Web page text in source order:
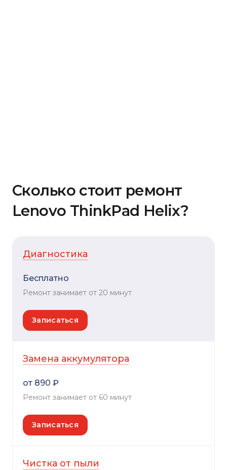
Сколько стоит ремонт
Lenovo ThinkPad Helix?
Диагностика
Бесплатно
Ремонт занимает от 20 минут
Записаться
Замена аккумулятора
от 890 ₽
Ремонт занимает от 60 минут
Записаться
Чистка от пыли